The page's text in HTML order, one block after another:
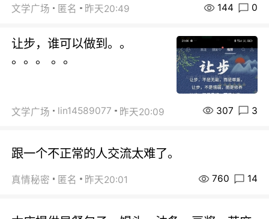
文学广场 匿名 昨天20:49 144 0
让步，谁可以做到。。
。。。 。。
文学广场 lin14589077 昨天20:09 307 3
跟一个不正常的人交流太难了。
真情秘密 匿名 昨天20:01 760 14